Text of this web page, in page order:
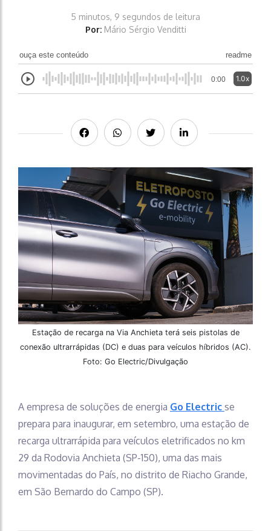
5 minutos, 9 segundos de leitura
Por: Mário Sérgio Venditti
ouça este conteúdo readme
0:00 1.0x
Estação de recarga na Via Anchieta terá seis pistolas de
conexão ultrarrápidas (DC) e duas para veículos híbridos (AC).
Foto: Go Electric/Divulgação
A empresa de soluções de energia Go Electric se
prepara para inaugurar, em setembro, uma estação de
recarga ultrarrápida para veículos eletrificados no km
29 da Rodovia Anchieta (SP-150), uma das mais
movimentadas do País, no distrito de Riacho Grande,
em São Bernardo do Campo (SP).